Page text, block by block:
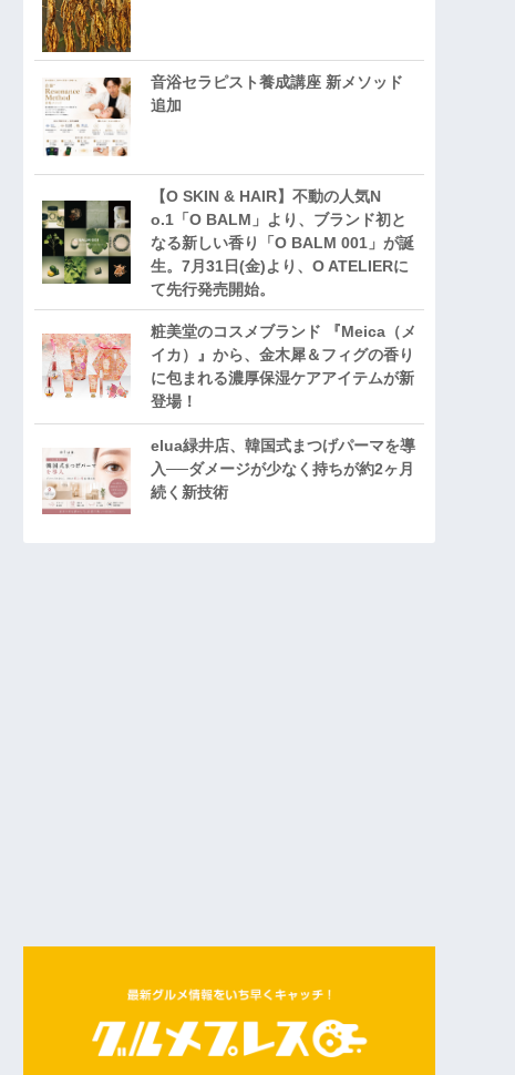
音浴セラピスト養成講座 新メソッド
追加
【O SKIN & HAIR】不動の人気N
o.1「O BALM」より、ブランド初と
なる新しい香り「O BALM 001」が誕
生。7月31日(金)より、O ATELIERに
て先行発売開始。
粧美堂のコスメブランド 『Meica（メ
イカ）』から、金木犀＆フィグの香り
に包まれる濃厚保湿ケアアイテムが新
登場！
elua緑井店、韓国式まつげパーマを導
入──ダメージが少なく持ちが約2ヶ月
続く新技術